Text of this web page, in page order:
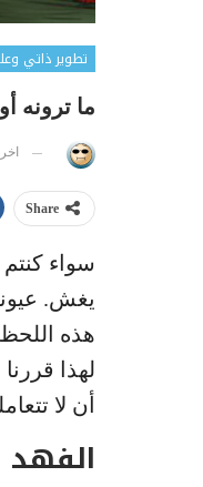
تطوير ذاتي
ما ترونه
Share
سواء
يغش.
هذه
لهذا
أن لا
الفهد